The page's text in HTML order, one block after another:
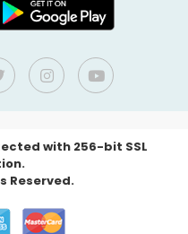
with 256-bit SSL
Reserved.